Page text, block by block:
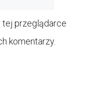
tej przeglądarce
komentarzy.